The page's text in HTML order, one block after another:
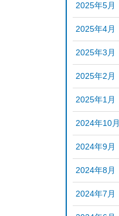
2025年5月
2025年4月
2025年3月
2025年2月
2025年1月
2024年10月
2024年9月
2024年8月
2024年7月